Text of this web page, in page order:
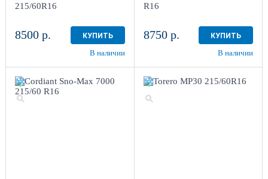
215/60R16
8500 р. КУПИТЬ
В наличии
R16
8750 р. КУПИТЬ
В наличии